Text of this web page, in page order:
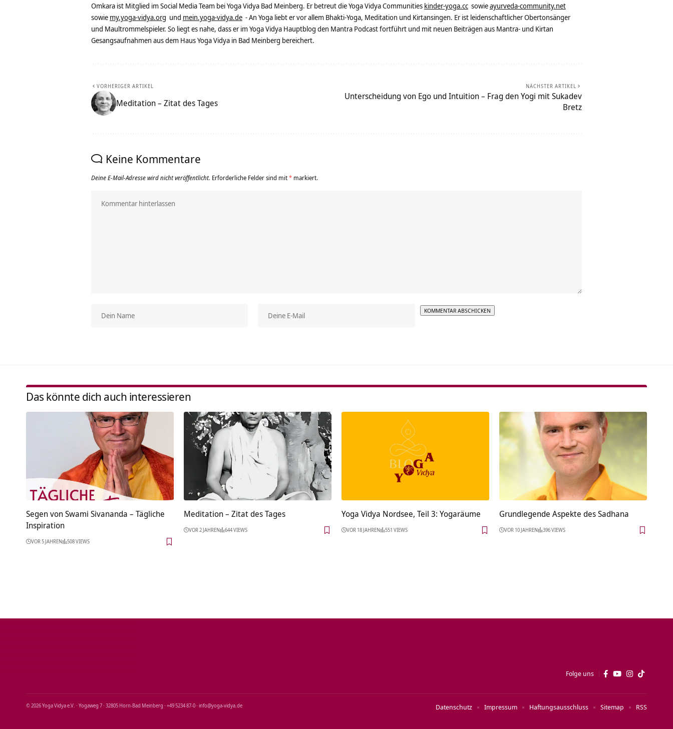
Omkara ist Mitglied im Social Media Team bei Yoga Vidya Bad Meinberg. Er betreut die Yoga Vidya Communities kinder-yoga.cc sowieayurveda-community.net
sowie my.yoga-vidya.org und mein.yoga-vidya.de - An Yoga liebt er vor allem Bhakti-Yoga, Meditation und Kirtansingen. Er ist leidenschaftlicher Obertonsänger
und Maultrommelspieler. So liegt es nahe, dass er im Yoga Vidya Hauptblog den Mantra Podcast fortführt und mit neuen Beiträgen aus Mantra- und Kirtan
Gesangsaufnahmen aus dem Haus Yoga Vidya in Bad Meinberg bereichert.
VORHERIGER ARTIKEL
Meditation – Zitat des Tages
NÄCHSTER ARTIKEL
Unterscheidung von Ego und Intuition – Frag den Yogi mit Sukadev
Bretz
Keine Kommentare
Deine E-Mail-Adresse wird nicht veröffentlicht. Erforderliche Felder sind mit* markiert.
Das könnte dich auch interessieren
Segen von Swami Sivananda – Tägliche
Inspiration
VOR 5 JAHREN 508 VIEWS
Meditation – Zitat des Tages
VOR 2 JAHREN 644 VIEWS
Yoga Vidya Nordsee, Teil 3: Yogaräume
VOR 18 JAHREN 551 VIEWS
Grundlegende Aspekte des Sadhana
VOR 10 JAHREN 396 VIEWS
Folge uns
© 2026 Yoga Vidya e.V. · Yogaweg 7 · 32805 Horn‑Bad Meinberg · +49 5234 87‑0 · info@yoga‑vidya.de Datenschutz Impressum Haftungsausschluss Sitemap RSS